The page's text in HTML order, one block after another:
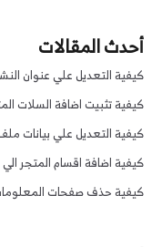
أحدث المقالات
كيفية التعديل علي عنوان
كيفية تثبيت اضافة السلات
كيفية التعديل علي بيانات
كيفية اضافة اقسام المتجر
كيفية حذف صفحات